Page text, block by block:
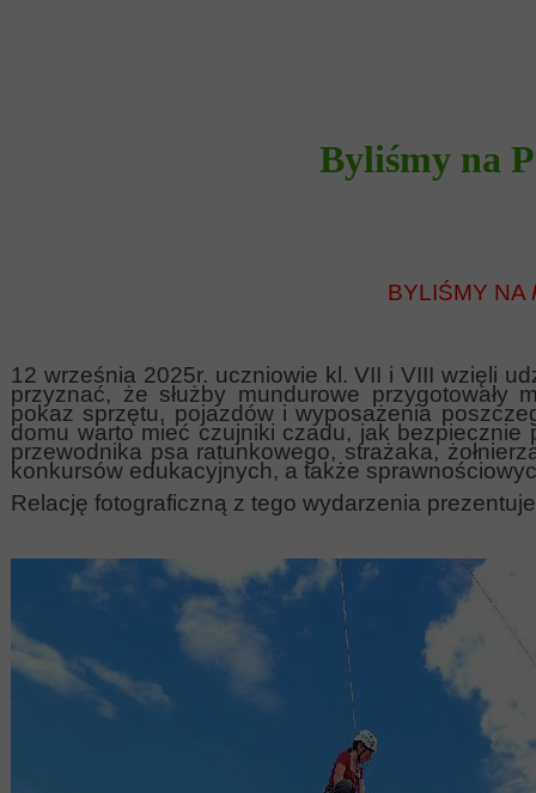
BYLIŚMY NA
12 września 2025r. uczniowie kl. VII i VIII wzięli
przyznać, że służby mundurowe przygotowały
pokaz sprzętu, pojazdów i wyposażenia
domu warto mieć czujniki czadu, jak
przewodnika psa ratunkowego, strażaka,
konkursów edukacyjnych, a także
Relację fotograficzną z tego wydarzenia
Byliśmy na